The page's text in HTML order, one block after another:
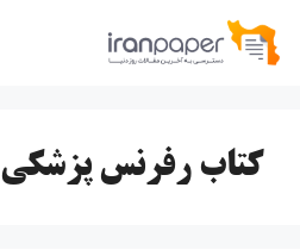
پرش
کتاب رفرنس پزشکی